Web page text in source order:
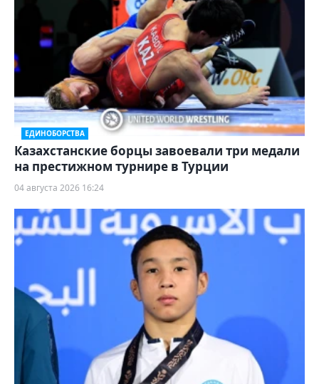
ЕДИНОБОРСТВА
Казахстанские борцы завоевали три медали
на престижном турнире в Турции
04 августа 2026 16:24